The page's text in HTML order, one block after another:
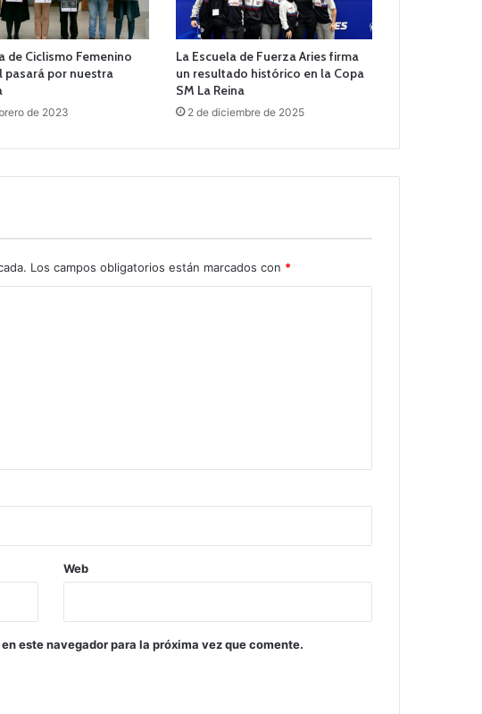
de Ciclismo Femenino
pasará por nuestra
de 2023
La Escuela de Fuerza Aries firma
un resultado histórico en la Copa
SM La Reina
2 de diciembre de 2025
Los campos obligatorios están marcados con *
Web
este navegador para la próxima vez que comente.